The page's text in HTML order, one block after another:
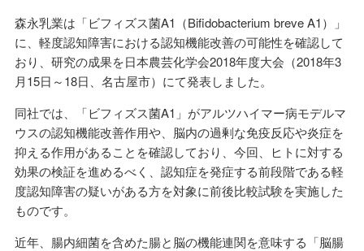
森永乳業は「ビフィズス菌A1（Bifidobacterium breve A1）」
に、軽度認知障害における認知機能改善の可能性を確認して
おり、研究の成果を日本農芸化学会2018年度大会（2018年3
月15日～18日、名古屋市）にて発表しました。
同社では、「ビフィズス菌A1」がアルツハイマー病モデルマ
ウスの認知機能改善作用や、脳内の過剰な免疫反応や炎症を
抑える作用があることを確認しており、今回、ヒトに対する
効果の検証を進めるべく、認知症を発症する前段階である軽
度認知障害の疑いがある方を対象に前後比較試験を実施した
ものです。
近年、腸内細菌を含めた腸と脳の機能連関を意味する「脳腸